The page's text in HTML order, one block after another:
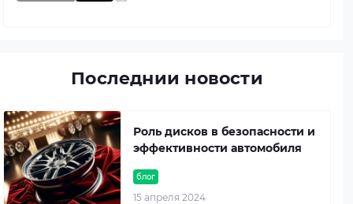
Последнии новости
блог
15 апреля 2024
Роль дисков в безопасности и
эффективности автомобиля